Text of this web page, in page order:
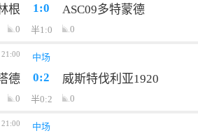
根 1:0 ASC09多特蒙德
0 半1:0 0
21:00 中场
德 0:2 威斯特伐利亚1920
0 半0:2 0
21:00 中场